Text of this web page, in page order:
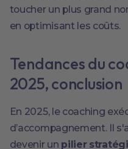
toucher un plus grand
en optimisant les coûts.
Tendances du
2025, conclusion
En 2025, le coaching
d’accompagnement. Il
devenir un pilier